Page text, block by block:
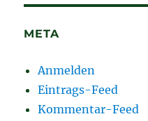
META
Anmelden
Eintrags-Feed
Kommentar-Feed